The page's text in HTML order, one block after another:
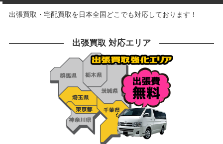
出張買取・宅配買取を日本全国どこでも対応しております！
出張買取 対応エリア